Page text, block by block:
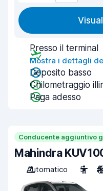
Presso il terminal
Mostra i dettagli
Deposito basso
Chilometraggio
Paga adesso
Conducente aggiuntivo
Mahindra
Automatico
5